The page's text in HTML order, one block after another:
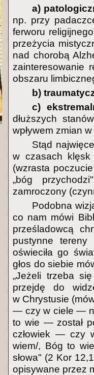
a)
np. przy
ferworu
przeżycia
nad chorobą
zainteresowanie
obszaru
b)
c)
dłuższych
wpływem zmian
Stąd
w czasach klęsk
(wzrasta
„bóg
zamroczony
Podobna
co nam mówi
prześladowcą
pustynne tereny
oświeciła go
głos do siebie
„Jeżeli trzeba
przejdę do
w Chrystusie
— czy w ciele —
to wie — został
człowiek — czy
wiem/, Bóg to
słowa" (2 Kor
opisywane przez